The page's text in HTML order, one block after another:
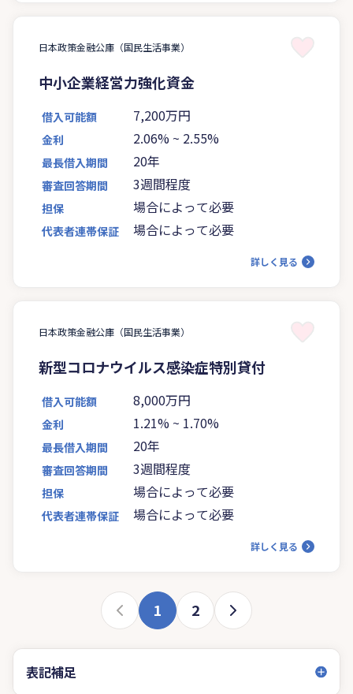
日本政策金融公庫（国民生活事業）
中小企業経営力強化資金
借入可能額 7,200万円
金利 2.06% ~ 2.55%
最長借入期間 20年
審査回答期間 3週間程度
担保 場合によって必要
代表者連帯保証 場合によって必要
詳しく見る
日本政策金融公庫（国民生活事業）
新型コロナウイルス感染症特別貸付
借入可能額 8,000万円
金利 1.21% ~ 1.70%
最長借入期間 20年
審査回答期間 3週間程度
担保 場合によって必要
代表者連帯保証 場合によって必要
詳しく見る
1 2
表記補足